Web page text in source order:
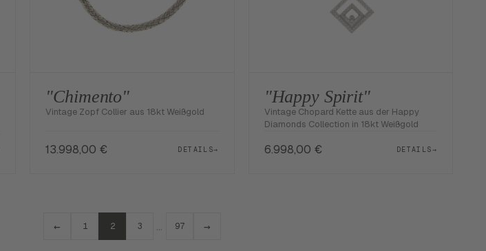
"Chimento"
Vintage Zopf Collier aus 18kt Weißgold
13.998,00 € DETAILS→
"Happy Spirit"
Vintage Chopard Kette aus der Happy
Diamonds Collection in 18kt Weißgold
6.998,00 € DETAILS→
← 1 2 3 … 97 →